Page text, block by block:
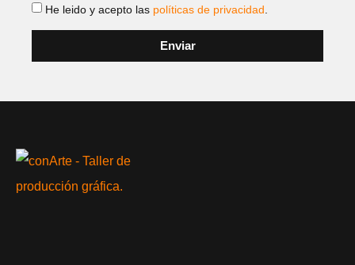
He leido y acepto las políticas de privacidad
Enviar